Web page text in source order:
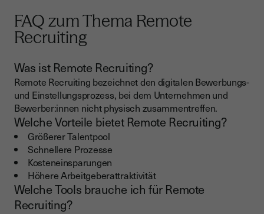
FAQ zum Thema Remote
Recruiting
Was ist Remote Recruiting?
Remote Recruiting bezeichnet den digitalen Bewerbungs-
und Einstellungsprozess, bei dem Unternehmen und
Bewerber:innen nicht physisch zusammentreffen.
Welche Vorteile bietet Remote Recruiting?
Größerer Talentpool
Schnellere Prozesse
Kosteneinsparungen
Höhere Arbeitgeberattraktivität
Welche Tools brauche ich für Remote
Recruiting?